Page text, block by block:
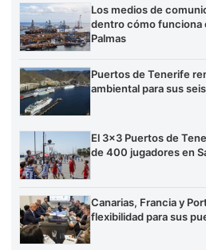
Los medios de
dentro cómo funciona
Palmas
Puertos de Tenerife
ambiental para sus
El 3×3 Puertos de
de 400 jugadores en
Canarias, Francia y
flexibilidad para sus